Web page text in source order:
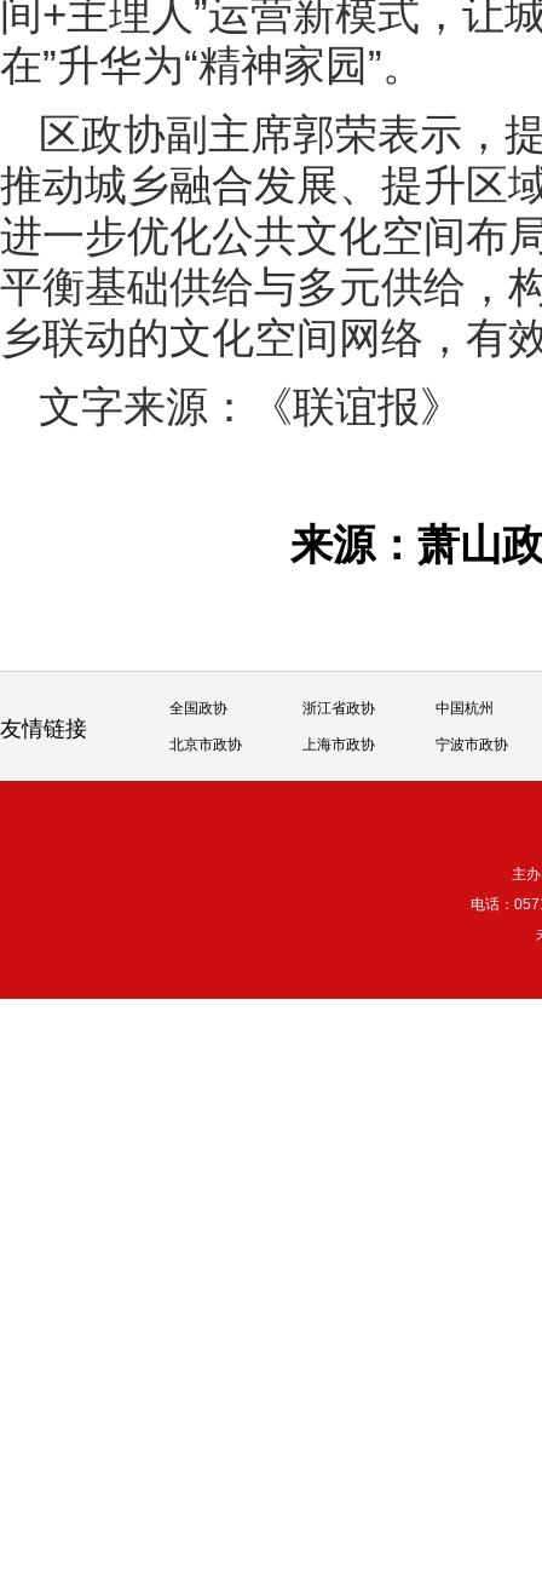
间+主理人”运营新模式，让
在”升华为“精神家园”。
区政协副主席郭荣表示，
推动城乡融合发展、提升区
进一步优化公共文化空间布
平衡基础供给与多元供给，
乡联动的文化空间网络，有
文字来源：《联谊报》
来源：萧
友情链接
全国政协 浙江省政协 中国杭州
北京市政协 上海市政协 宁波市政协
主
电话：